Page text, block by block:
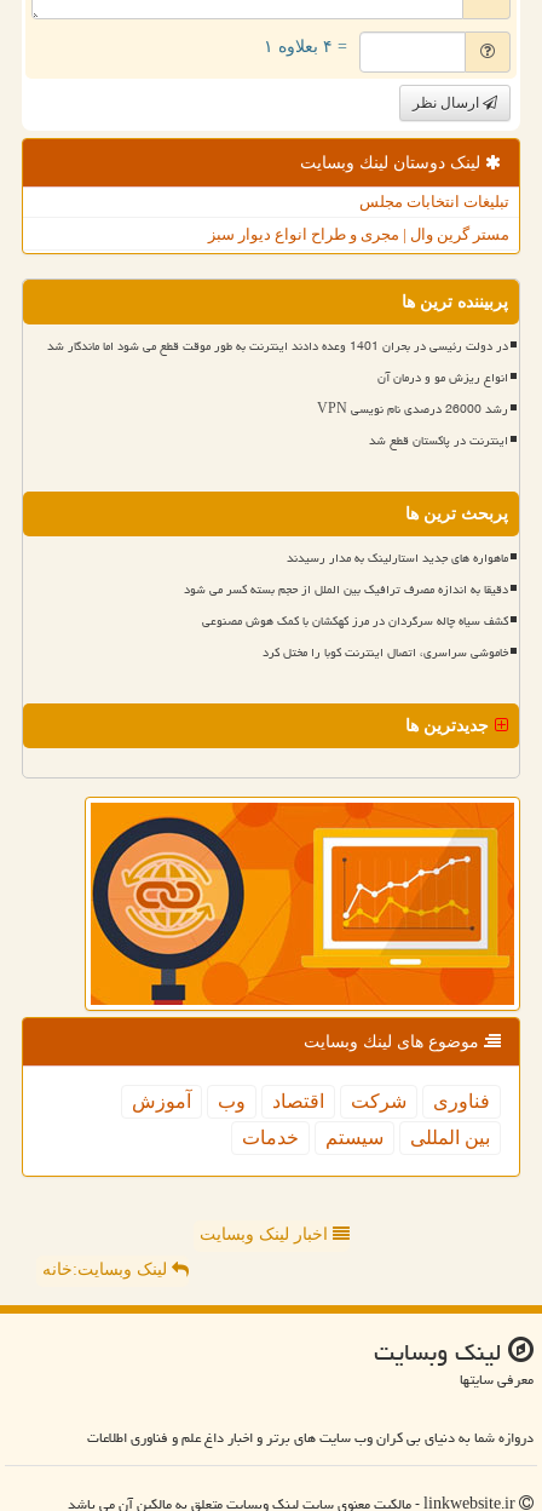
= ۴ بعلاوه ۱
ارسال نظر
لینک دوستان لینك وبسایت
تبلیغات انتخابات مجلس
مستر گرین وال | مجری و طراح انواع دیوار سبز
پربیننده ترین ها
در دولت رئیسی در بحران 1401 وعده دادند اینترنت به طور موقت قطع می شود اما ماندگار شد
انواع ریزش مو و درمان آن
رشد 26000 درصدی نام نویسی VPN
اینترنت در پاکستان قطع شد
پربحث ترین ها
ماهواره های جدید استارلینک به مدار رسیدند
دقیقا به اندازه مصرف ترافیک بین الملل از حجم بسته کسر می شود
کشف سیاه چاله سرگردان در مرز کهکشان با کمک هوش مصنوعی
خاموشی سراسری، اتصال اینترنت کوبا را مختل کرد
جدیدترین ها
موضوع های لینك وبسایت
فناوری شركت اقتصاد وب
آموزش
بین المللی
سیستم خدمات
اخبار لینک وبسایت
لینک وبسایت:خانه
لینك وبسایت
معرفی سایتها
دروازه شما به دنیای بی کران وب سایت های برتر و اخبار داغ علم و فناوری اطلاعات